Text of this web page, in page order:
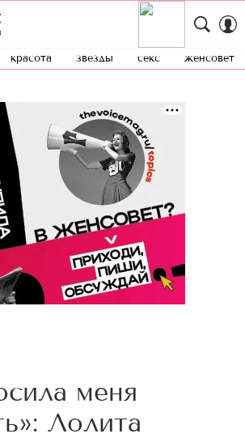
красота звезды секс женсовет
меня
Лолита